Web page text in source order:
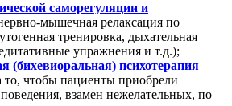
саморегуляции и
мышечная релаксация по
тренировка, дыхательная
упражнения и т.д.);
(бихевиоральная) психотерапия
то, чтобы пациенты приобрели
взамен нежелательных, по